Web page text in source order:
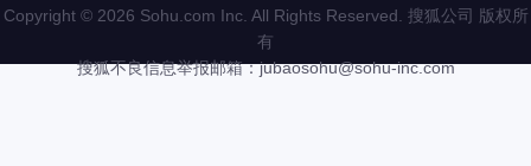
Copyright © 2026 Sohu.com Inc. All Rights Reserved. 搜狐公司 版权所
有
搜狐不良信息举报邮箱：jubaosohu@sohu-inc.com